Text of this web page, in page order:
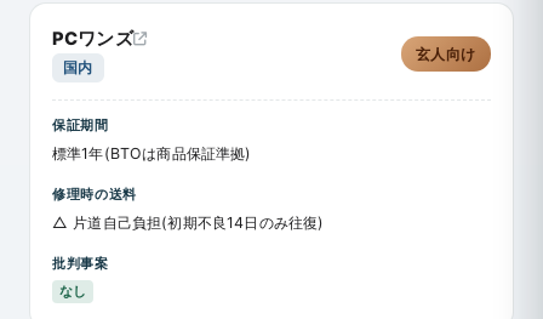
PCワンズ
国内
保証期間
標準1年(BTOは商品保証準拠)
修理時の送料
△ 片道自己負担(初期不良14日のみ往復)
批判事案
なし
玄人向け